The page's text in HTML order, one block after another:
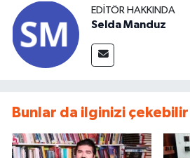
EDITÖR HAKKINDA
Selda Manduz
Bunlar da ilginizi çekebilir